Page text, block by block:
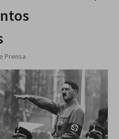
Prensa